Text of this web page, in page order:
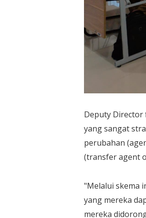
​Deputy Director
yang sangat
perubahan
(transfer agent
"​Melalui skema
yang mereka
mereka